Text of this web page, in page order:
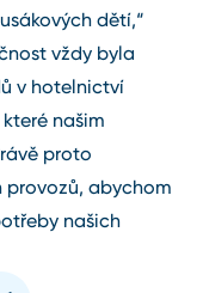
dětí,“
vždy byla
v hotelnictví
našim
proto
provozů, abychom
našich